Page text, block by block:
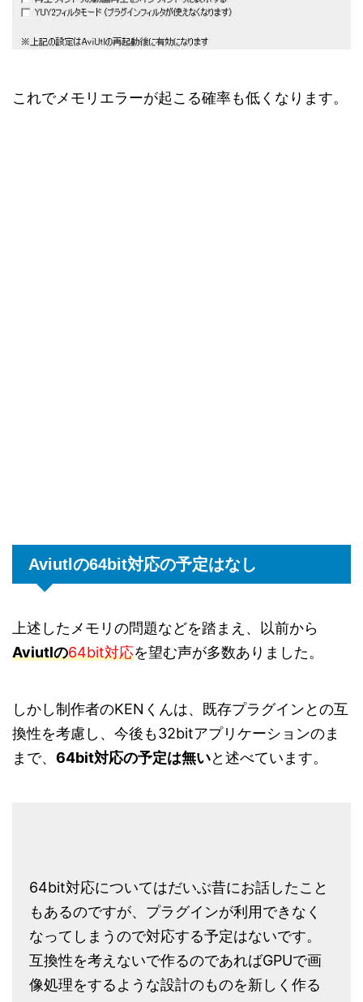
これでメモリエラーが起こる確率も低くなります。
Aviutlの64bit対応の予定はなし
上述したメモリの問題などを踏まえ、以前から
Aviutlの64bit対応を望む声が多数ありました。
しかし制作者のKENくんは、既存プラグインとの互
換性を考慮し、今後も32bitアプリケーションのま
まで、 64bit対応の予定は無いと述べています。
64bit対応についてはだいぶ昔にお話したこと
もあるのですが、プラグインが利用できなく
なってしまうので対応する予定はないです。
互換性を考えないで作るのであればGPUで画
像処理をするような設計のものを新しく作る